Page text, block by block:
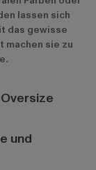
lassen sich
das gewisse
machen sie zu
und